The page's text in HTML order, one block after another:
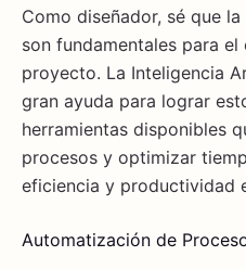
Como diseñador, sé que
son fundamentales para
proyecto. La Inteligencia
gran ayuda para lograr
herramientas disponibles
procesos y optimizar
eficiencia y productividad
Automatización de